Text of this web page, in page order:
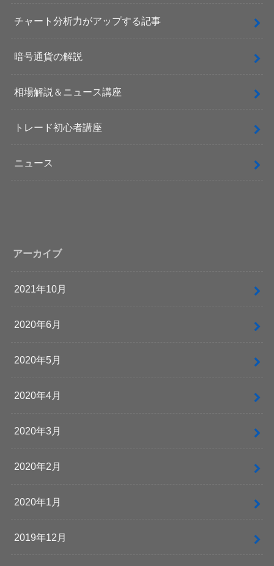
チャート分析力がアップする記事
暗号通貨の解説
相場解説＆ニュース講座
トレード初心者講座
ニュース
アーカイブ
2021年10月
2020年6月
2020年5月
2020年4月
2020年3月
2020年2月
2020年1月
2019年12月